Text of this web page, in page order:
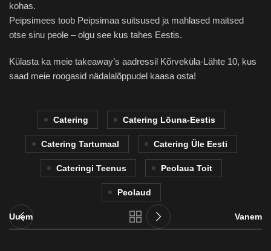
kohas.
Peipsimees toob Peipsimaa suitsused ja mahlased maitsed
otse sinu peole – olgu see kus tahes Eestis.
Külasta ka meie takeaway’s aadressil Kõrveküla-Lähte 10, kus
saad meie roogasid nädalalõppudel kaasa osta!
Catering Catering Lõuna-Eestis
Catering Tartumaal Catering Üle Eesti
Cateringi Teenus Peolaua Toit
Peolaud
Uuem Vanem